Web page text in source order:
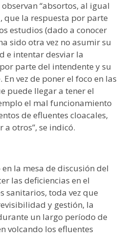
“absortos, al igual
la respuesta por parte
estudios (dado a conocer
sido otra vez no asumir su
e intentar desviar la
parte del intendente y su
vez de poner el foco en las
puede llegar a tener el
el mal funcionamiento
de efluentes cloacales,
otros”, se indicó.
la mesa de discusión del
las deficiencias en el
sanitarios, toda vez que
y gestión, la
un largo período de
volcando los efluentes